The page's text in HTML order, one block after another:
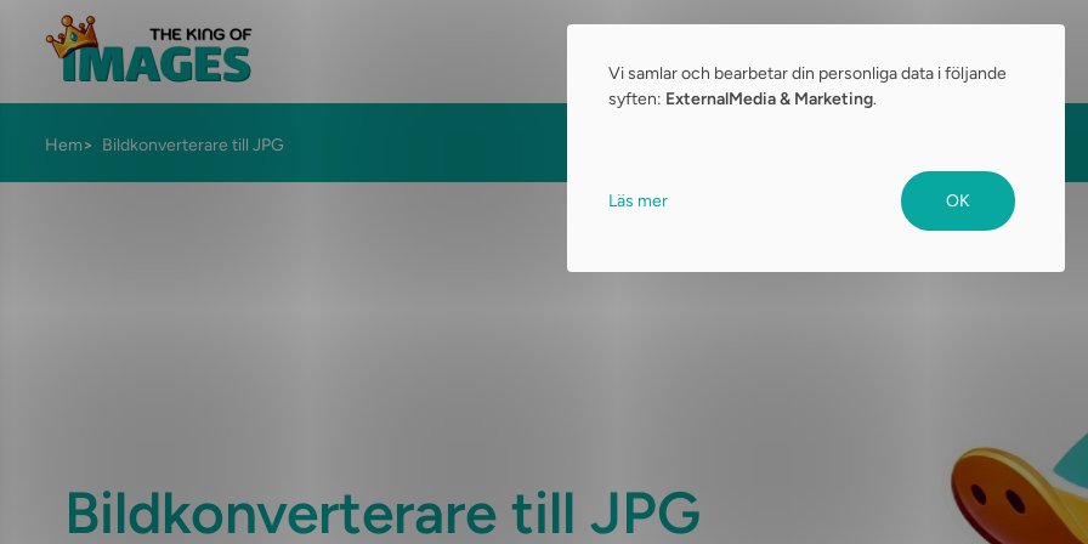
Hem Bildkonverterare till JPG
Bildkonverterare till JPG
Vi samlar och bearbetar din personliga data i följande
syften: ExternalMedia & Marketing.
Läs mer OK